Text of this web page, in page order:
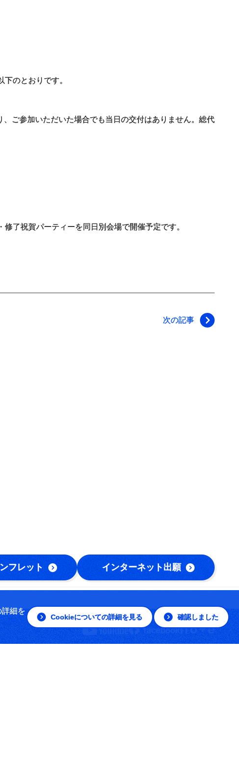
詳細を
Cookieについての詳細を見る 確認しました
のとおりです。
ご参加いただいた場合でも当日の交付はありません。総代
了祝賀パーティーを同日別会場で開催予定です。
次の記事
フレット インターネット出願